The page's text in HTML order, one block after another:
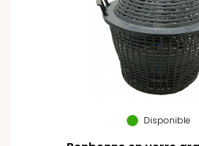
Disponible